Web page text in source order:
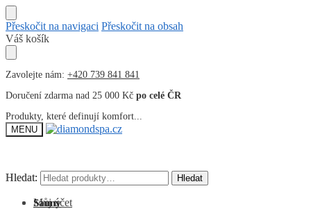
Přeskočit na navigaci Přeskočit na obsah
Váš košík
Zavolejte nám: +420 739 841 841
Doručení zdarma nad 25 000 Kč po celé ČR
Produkty, které definují komfort...
MENU
Hledat: Hledat
Můj účet
Hledat: Hledat
Sauny